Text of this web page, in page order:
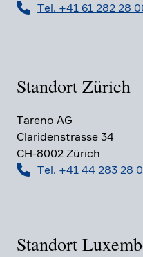
Tel. +41 61 282 28
Standort Zürich
Tareno AG
Clari­den­strasse 34
CH-8002 Zürich
Tel. +41 44 283 28
Standort